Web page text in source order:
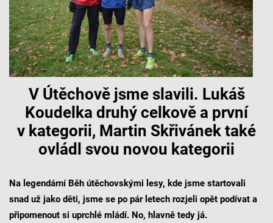
V Útěchově jsme slavili. Lukáš
Koudelka druhý celkově a první
v kategorii, Martin Skřivánek také
ovládl svou novou kategorii
Na legendární Běh útěchovskými lesy, kde jsme startovali
snad už jako děti, jsme se po pár letech rozjeli opět podívat a
připomenout si uprchlé mládí. No, hlavně tedy já.